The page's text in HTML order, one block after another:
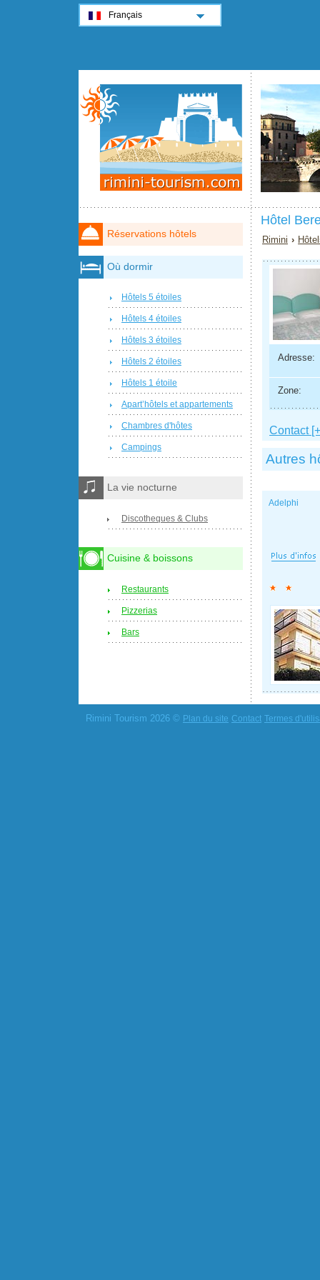
Hôtel
Rimini ›
Adresse:
Zone:
Contact
Autres
Adelphi
Réservations hôtels
Où dormir
Hôtels 5 étoiles
Hôtels 4 étoiles
Hôtels 3 étoiles
Hôtels 2 étoiles
Hôtels 1 étoile
Apart’hôtels et appartements
Chambres d'hôtes
Campings
La vie nocturne
Discotheques & Clubs
Cuisine & boissons
Restaurants
Pizzerias
Bars
Rimini Tourism 2026 © Plan du site Contact Termes
Français